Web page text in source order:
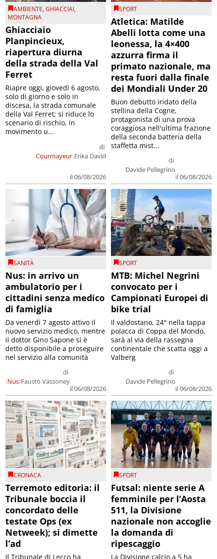
AMBIENTE,GHIACCIAI,
MONTAGNA
Ghiacciaio
Planpincieux,
riapertura diurna
della strada della Val
Ferret
Courmayeur
di
Erika David
il 06/08/2026
Riapre oggi, giovedì 6 agosto,
solo di giorno e solo in
discesa, la strada comunale
della Val Ferret; si riduce lo
scenario di rischio, in
movimento u...
SPORT
Atletica: Matilde
Abelli lotta come una
leonessa, la 4×400
azzurra firma il
primato nazionale, ma
resta fuori dalla finale
dei Mondiali Under 20
di
Davide Pellegrino
il 06/08/2026
Buon debutto iridato della
stellina della Cogne,
protagonista di una prova
coraggiosa nell'ultima frazione
della seconda batteria della
staffetta mist...
SANITÀ
Nus: in arrivo un
ambulatorio per i
cittadini senza medico
di famiglia
Nus
di
Fausto Vassoney
il 06/08/2026
Da venerdì 7 agosto attivo il
nuovo servizio medico, mentre
il dottor Gino Sapone si è
detto disponibile a proseguire
nel servizio alla comunità
SPORT
MTB: Michel Negrini
convocato per i
Campionati Europei di
bike trial
di
Davide Pellegrino
il 06/08/2026
Il valdostano, 24° nella tappa
polacca di Coppa del Mondo,
sarà al via della rassegna
continentale che scatta oggi a
Valberg
CRONACA
Terremoto editoria: il
Tribunale boccia il
concordato delle
testate Ops (ex
Netweek); si dimette
l’ad
Il Tribunale di Lecco ha
SPORT
Futsal: niente serie A
femminile per l’Aosta
511, la Divisione
nazionale non accoglie
la domanda di
ripescaggio
La Divisione calcio a 5 ha